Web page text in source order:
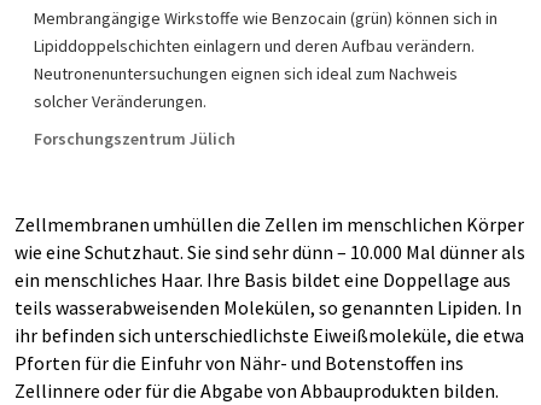
Membrangängige Wirkstoffe wie Benzocain (grün) können sich in
Lipiddoppelschichten einlagern und deren Aufbau verändern.
Neutronenuntersuchungen eignen sich ideal zum Nachweis
solcher Veränderungen.
Forschungszentrum Jülich
Zellmembranen umhüllen die Zellen im menschlichen Körper
wie eine Schutzhaut. Sie sind sehr dünn – 10.000 Mal dünner als
ein menschliches Haar. Ihre Basis bildet eine Doppellage aus
teils wasserabweisenden Molekülen, so genannten Lipiden. In
ihr befinden sich unterschiedlichste Eiweißmoleküle, die etwa
Pforten für die Einfuhr von Nähr- und Botenstoffen ins
Zellinnere oder für die Abgabe von Abbauprodukten bilden.